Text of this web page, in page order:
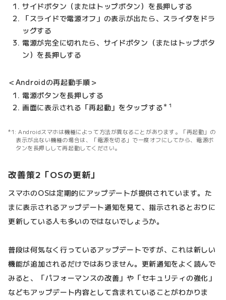
サイドボタン（またはトップボタン）を長押しする
「スライドで電源オフ」の表示が出たら、スライダをドラ
ッグする
電源が完全に切れたら、サイドボタン（またはトップボタ
ン）を長押しする
＜Androidの再起動手順＞
電源ボタンを長押しする
画面に表示される「再起動」をタップする＊1
Androidスマホは機種によって方法が異なることがあります。「再起動」の
表示が出ない機種の場合は、「電源を切る」で一度オフにしてから、電源ボ
タンを長押しして再起動してください。
改善策2「OSの更新」
スマホのOSは定期的にアップデートが提供されています。た
まに表示されるアップデート通知を見て、指示されるとおりに
更新している人も多いのではないでしょうか。
普段は何気なく行っているアップデートですが、これは新しい
機能が追加されるだけではありません。更新通知をよく読んで
みると、「パフォーマンスの改善」や「セキュリティの強化」
などもアップデート内容として含まれていることがわかりま